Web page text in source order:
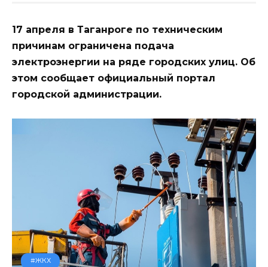
17 апреля в Таганроге по техническим
причинам ограничена подача
электроэнергии на ряде городских улиц. Об
этом сообщает официальный портал
городской администрации.
#ЖКХ